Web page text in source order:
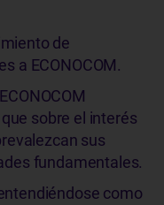
de
a ECONOCOM.
sobre el interés
sus
fundamentales.
como